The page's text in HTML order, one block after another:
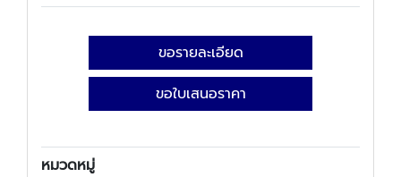
ขอรายละเอียด
ขอใบเสนอราคา
หมวดหมู่